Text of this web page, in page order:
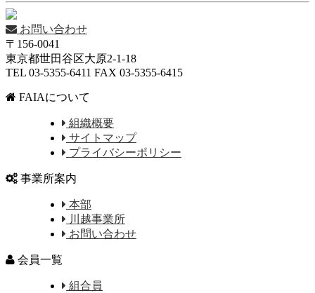
お問い合わせ
〒156-0041
東京都世田谷区大原2-1-18
TEL 03-5355-6411 FAX 03-5355-6415
FAIAについて
組織概要
サイトマップ
プライバシーポリシー
事業所案内
本部
川越事業所
お問い合わせ
会員一覧
組合員